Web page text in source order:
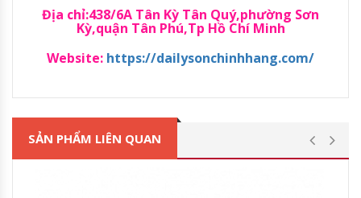
Địa chỉ:438/6A Tân Kỳ Tân Quý,phường Sơn
Kỳ,quận Tân Phú,Tp Hồ Chí Minh
Website: https://dailysonchinhhang.com/
SẢN PHẨM LIÊN QUAN